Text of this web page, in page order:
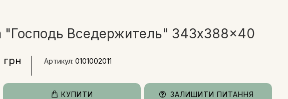
"Господь Вседержитель" 343x388x40
грн Артикул: 0101002011
КУПИТИ ЗАЛИШИТИ ПИТАННЯ